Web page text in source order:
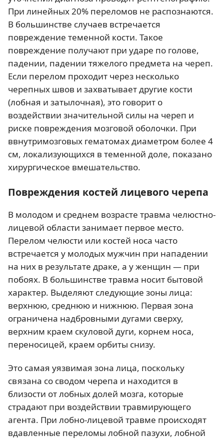
При линейных 20% переломов не распознаются.
В большинстве случаев встречается
повреждение теменной кости. Такое
повреждение получают при ударе по голове,
падении, падении тяжелого предмета на череп.
Если перелом проходит через несколько
черепных швов и захватывает другие кости
(лобная и затылочная), это говорит о
воздействии значительной силы на череп и
риске повреждения мозговой оболочки. При
ввнутримозговых гематомах диаметром более 4
см, локализующихся в теменной доле, показано
хирургическое вмешательство.
Повреждения костей лицевого черепа
В молодом и среднем возрасте травма челюстно-
лицевой области занимает первое место.
Перелом челюсти или костей носа часто
встречается у молодых мужчин при нападении
на них в результате драке, а у женщин — при
побоях. В большинстве травма носит бытовой
характер. Выделяют следующие зоны лица:
верхнюю, среднюю и нижнюю. Первая зона
ограничена надбровными дугами сверху,
верхним краем скуловой дуги, корнем носа,
переносицей, краем орбиты снизу.
Это самая уязвимая зона лица, поскольку
связана со сводом черепа и находится в
близости от лобных долей мозга, которые
страдают при воздействии травмирующего
агента. При лобно-лицевой травме происходят
вдавленные переломы лобной пазухи, лобной